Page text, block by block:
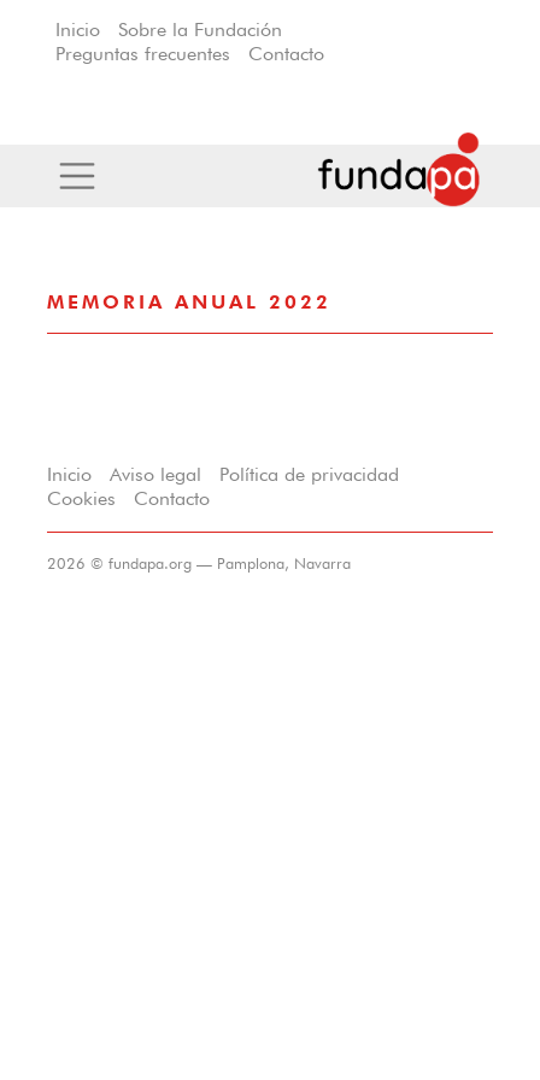
Inicio
Sobre la Fundación
Preguntas frecuentes
Contacto
MEMORIA ANUAL 2022
Inicio Aviso legal
Política de privacidad
Cookies
Contacto
2026 © fundapa.org — Pamplona, Navarra